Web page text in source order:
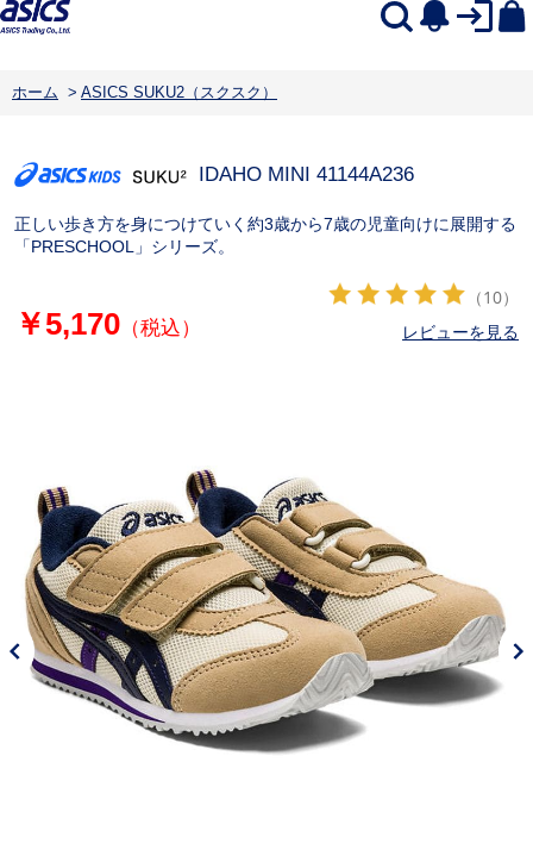
ホーム > ASICS SUKU2（スクスク）
IDAHO MINI 41144A236
正しい歩き方を身につけていく約3歳から7歳の児童向けに展開する
「PRESCHOOL」シリーズ。
￥5,170（税込）
（10）
レビューを見る